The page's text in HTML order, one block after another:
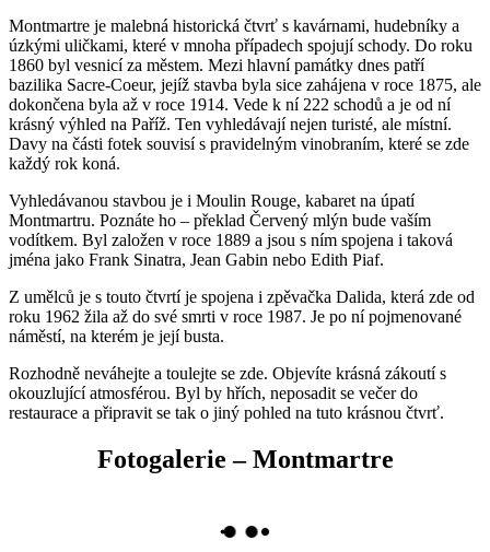
Montmartre je malebná historická čtvrť s kavárnami, hudebníky a
úzkými uličkami, které v mnoha případech spojují schody. Do roku
1860 byl vesnicí za městem. Mezi hlavní památky dnes patří
bazilika Sacre-Coeur, jejíž stavba byla sice zahájena v roce 1875, ale
dokončena byla až v roce 1914. Vede k ní 222 schodů a je od ní
krásný výhled na Paříž. Ten vyhledávají nejen turisté, ale místní.
Davy na části fotek souvisí s pravidelným vinobraním, které se zde
každý rok koná.
Vyhledávanou stavbou je i Moulin Rouge, kabaret na úpatí
Montmartru. Poznáte ho – překlad Červený mlýn bude vaším
vodítkem. Byl založen v roce 1889 a jsou s ním spojena i taková
jména jako Frank Sinatra, Jean Gabin nebo Edith Piaf.
Z umělců je s touto čtvrtí je spojena i zpěvačka Dalida, která zde od
roku 1962 žila až do své smrti v roce 1987. Je po ní pojmenované
náměstí, na kterém je její busta.
Rozhodně neváhejte a toulejte se zde. Objevíte krásná zákoutí s
okouzlující atmosférou. Byl by hřích, neposadit se večer do
restaurace a připravit se tak o jiný pohled na tuto krásnou čtvrť.
Fotogalerie – Montmartre